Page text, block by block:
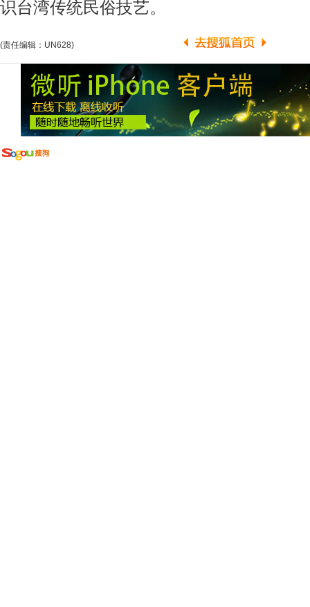
识台湾传统民俗技艺。
(责任编辑：UN628)